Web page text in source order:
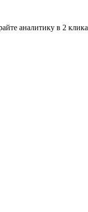
аналитику в 2 клика